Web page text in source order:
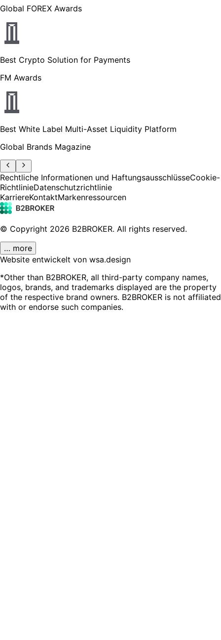
Global FOREX Awards
Best Crypto Solution for Payments
FM Awards
Best White Label Multi-Asset Liquidity Platform
Global Brands Magazine
Rechtliche Informationen und HaftungsausschlüsseCookie-
RichtlinieDatenschutzrichtlinie
KarriereKontaktMarkenressourcen
© Copyright 2026 B2BROKER. All rights reserved.
… more
Website entwickelt von wsa.design
*Other than B2BROKER, all third-party company names,
logos, brands, and trademarks displayed are the property
of the respective brand owners. B2BROKER is not affiliated
with or endorse such companies.